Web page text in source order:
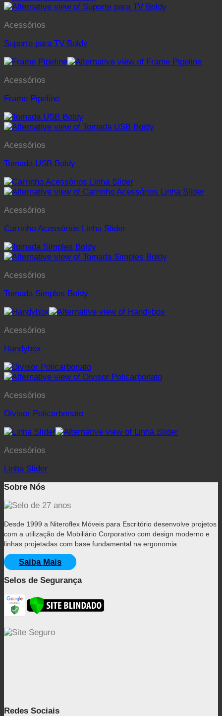
Acessórios
Suporte para TV Boldy
Acessórios
Frame Pipeline
Acessórios
Tomada USB Boldy
Acessórios
Carrinho Acessórios Linha Slider
Acessórios
Tomada Simples Boldy
Acessórios
Handybox
Acessórios
Divisor Policarbonato
Acessórios
Linha Slider
Sobre Nós
Desde 1999 a Niteroflex Móveis para Escritório desenvolve projetos
com a utilização de Mobiliário Corporativo com design moderno e
linhas projetadas com base fundamental na ergonomia.
Saiba Mais
Selos de Segurança
Redes Sociais